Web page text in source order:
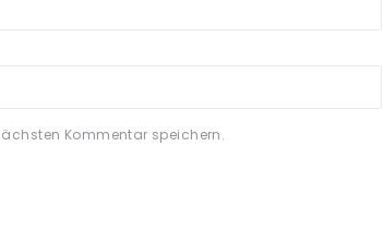
Kommentar speichern.